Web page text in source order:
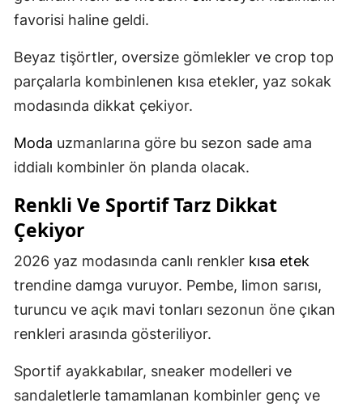
favorisi haline geldi.
Beyaz tişörtler, oversize gömlekler ve crop top
parçalarla kombinlenen kısa etekler, yaz sokak
modasında dikkat çekiyor.
Moda uzmanlarına göre bu sezon sade ama
iddialı kombinler ön planda olacak.
Renkli Ve Sportif Tarz Dikkat
Çekiyor
2026 yaz modasında canlı renkler kısa etek
trendine damga vuruyor. Pembe, limon sarısı,
turuncu ve açık mavi tonları sezonun öne çıkan
renkleri arasında gösteriliyor.
Sportif ayakkabılar, sneaker modelleri ve
sandaletlerle tamamlanan kombinler genç ve